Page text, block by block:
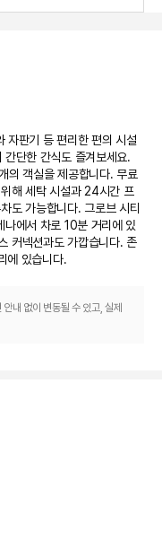
자판기 등 편리한 편의 시설
단한 간식도 즐겨보세요.
의 객실을 제공합니다. 무료
해 세탁 시설과 24시간 프
도 가능합니다. 그로브 시티
에서 차로 10분 거리에 있
커넥션과도 가깝습니다. 존
에 있습니다.
내 없이 변동될 수 있고, 실제